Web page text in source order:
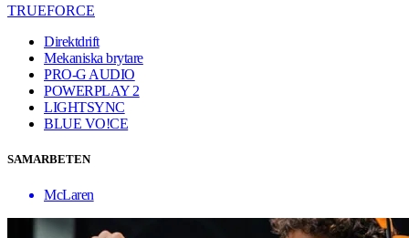
TRUEFORCE
Direktdrift
Mekaniska brytare
PRO-G AUDIO
POWERPLAY 2
LIGHTSYNC
BLUE VO!CE
SAMARBETEN
McLaren